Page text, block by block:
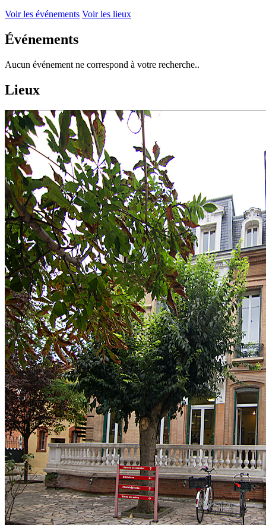
Voir les événements Voir les lieux
Événements
Aucun événement ne correspond à votre recherche..
Lieux